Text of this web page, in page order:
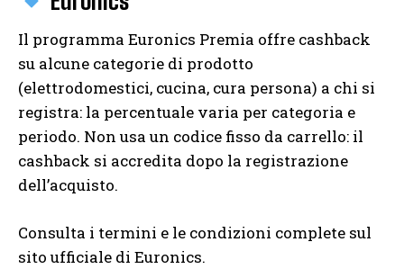
Il programma Euronics Premia offre cashback
su alcune categorie di prodotto
(elettrodomestici, cucina, cura persona) a chi si
registra: la percentuale varia per categoria e
periodo. Non usa un codice fisso da carrello: il
cashback si accredita dopo la registrazione
dell’acquisto.
Consulta i termini e le condizioni complete sul
sito ufficiale di Euronics.